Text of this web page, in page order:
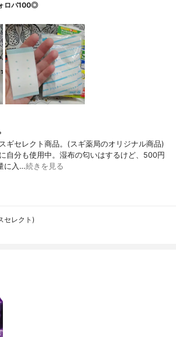
ロバ100◎
ギセレクト商品。(スギ薬局のオリジナル商品)
自分も使用中。湿布の匂いはするけど、500円
に入…続きを見る
セレクト)